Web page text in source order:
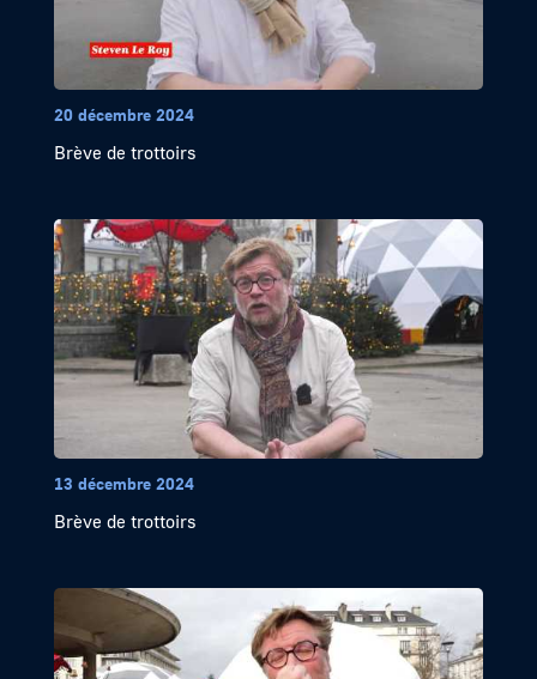
20 décembre 2024
Brève de trottoirs
13 décembre 2024
Brève de trottoirs